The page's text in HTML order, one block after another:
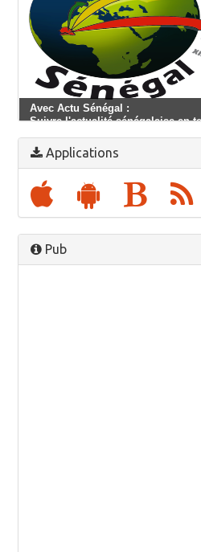
Avec Actu Sénégal :
Suivre l'actualité sénégalaise en
Applications
Pub